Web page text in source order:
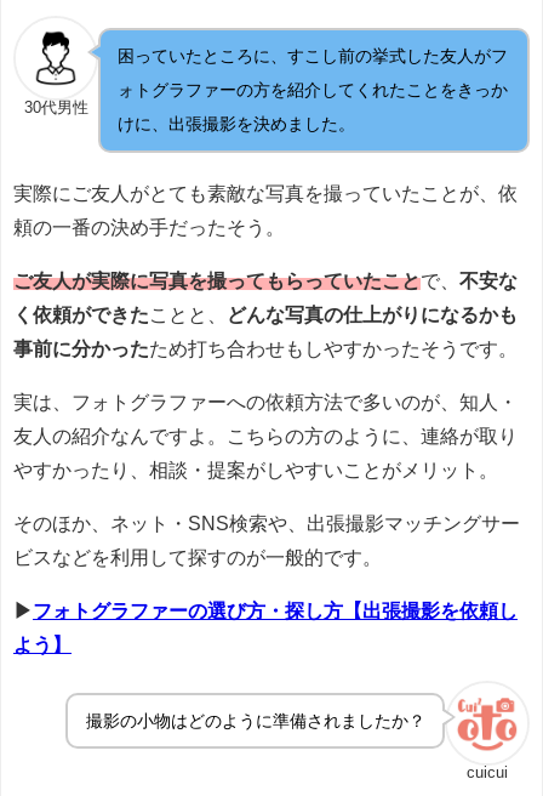
30代男性
困っていたところに、すこし前の挙式した友人がフ
ォトグラファーの方を紹介してくれたことをきっか
けに、出張撮影を決めました。
実際にご友人がとても素敵な写真を撮っていたことが、依
頼の一番の決め手だったそう。
ご友人が実際に写真を撮ってもらっていたことで、 不安な
く依頼ができた ことと、
どんな写真の仕上がりになるかも
事前に分かったため打ち合わせもしやすかったそうです。
実は、フォトグラファーへの依頼方法で多いのが、知人・
友人の紹介なんですよ。こちらの方のように、連絡が取り
やすかったり、相談・提案がしやすいことがメリット。
そのほか、ネット・SNS検索や、出張撮影マッチングサー
ビスなどを利用して探すのが一般的です。
▶フォトグラファーの選び方・探し方【出張撮影を依頼し
よう】
cuicui
撮影の小物はどのように準備されましたか？